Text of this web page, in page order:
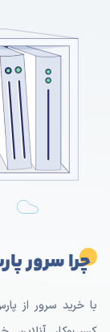
چرا سرور
با خرید سرور از